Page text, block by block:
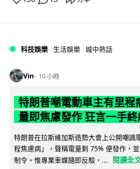
科技娛樂 生活娛樂 城中熱話
Vin 10 小時
特朗普嘲電動車主有里程
量即焦慮發作 狂言一手
特朗普在拉斯維加斯造勢大會上公開嘲諷
程焦慮病」，聲稱電量剩 75% 便發作，
制令。惟專業車媒隨即反駁，...
閱讀全